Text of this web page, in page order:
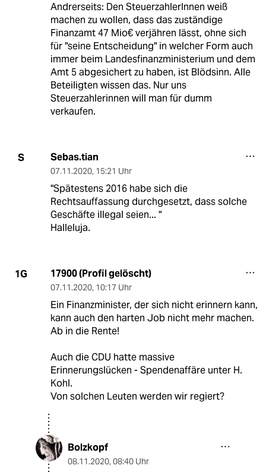
Andrerseits: Den SteuerzahlerInnen weiß
machen zu wollen, dass das zuständige
Finanzamt 47 Mio€ verjähren lässt, ohne sich
für "seine Entscheidung" in welcher Form auch
immer beim Landesfinanzministerium und dem
Amt 5 abgesichert zu haben, ist Blödsinn. Alle
Beteiligten wissen das. Nur uns
Steuerzahlerinnen will man für dumm
verkaufen.
S Sebas.tian
07.11.2020, 15:21 Uhr
"Spätestens 2016 habe sich die
Rechtsauffassung durchgesetzt, dass solche
Geschäfte illegal seien... "
Halleluja.
1G 17900 (Profil gelöscht)
07.11.2020, 10:17 Uhr
Ein Finanzminister, der sich nicht erinnern kann,
kann auch den harten Job nicht mehr machen.
Ab in die Rente!
Auch die CDU hatte massive
Erinnerungslücken - Spendenaffäre unter H.
Kohl.
Von solchen Leuten werden wir regiert?
Bolzkopf
08.11.2020, 08:40 Uhr